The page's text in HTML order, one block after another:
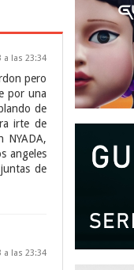
a las 23:34
pero
por una
de
irte de
NYADA,
angeles
de
a las 23:34